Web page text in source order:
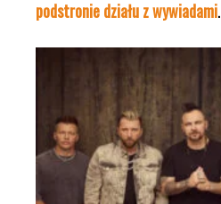
podstronie działu z wywiadami.